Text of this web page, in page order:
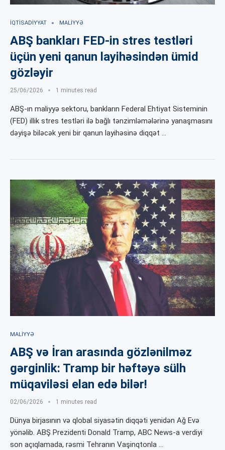
İQTISADIYYAT MALIYYƏ
ABŞ bankları FED-in stres testləri
üçün yeni qanun layihəsindən ümid
gözləyir
25/06/2026 1 minutes read
ABŞ-ın maliyyə sektoru, bankların Federal Ehtiyat Sisteminin
(FED) illik stres testləri ilə bağlı tənzimləmələrinə yanaşmasını
dəyişə biləcək yeni bir qanun layihəsinə diqqət …
MALIYYƏ
ABŞ və İran arasında gözlənilməz
gərginlik: Tramp bir həftəyə sülh
müqaviləsi elan edə bilər!
02/06/2026 1 minutes read
Dünya birjasının və qlobal siyasətin diqqəti yenidən Ağ Evə
yönəlib. ABŞ Prezidenti Donald Tramp, ABC News-a verdiyi
son açıqlamada, rəsmi Tehranın Vaşinqtonla …